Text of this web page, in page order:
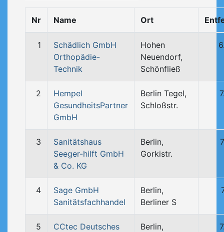
Nr Name Ort
1
Schädlich GmbH
Orthopädie-
Technik
Hohen
Neuendorf,
Schönfließ
2
Hempel
GesundheitsPartner
GmbH
Berlin Tegel,
Schloßstr.
3
Sanitätshaus
Seeger-hilft GmbH
& Co. KG
Berlin,
Gorkistr.
4
Sage GmbH
Sanitätsfachhandel
Berlin,
Berliner S
5
CCtec Deutsches
Berlin,